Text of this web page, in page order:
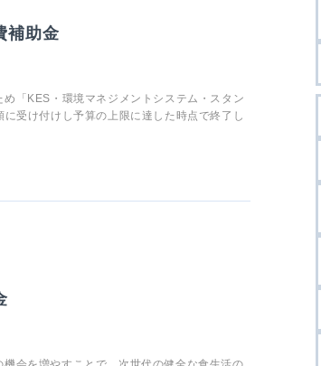
補助金
「KES・環境マネジメントシステム・スタン
受け付けし予算の上限に達した時点で終了し